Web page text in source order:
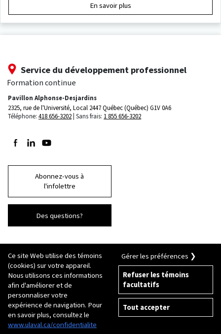
En savoir plus
Inscription
Service du développement professionnel
Formation continue
Pavillon Alphonse-Desjardins
2325, rue de l'Université, Local 2447Québec (Québec) G1V 0A6
Téléphone: 418 656-3202 Sans frais: 1 855 656-3202
Suivez-nous sur Facebook
Suivez-nous sur LinkedIn
Suivez-nous sur Youtube
Abonnez-vous à
l'infolettre
Des questions?
© 2026 Université Laval
Tous droits réservés
Conditions générales d'utilisation
Fraude en ligne
Politique de confidentialité
Paramétrer les témoins
Ce site Web utilise des témoins
(cookies) sur votre appareil.
Nous utilisons ces informations
afin d'améliorer et de
personnaliser votre
expérience de navigation. Pour
en savoir plus, consultez le
www.ulaval.ca/confidentialite
Gérer les préférences ❯
Refuser les témoins
facultatifs
Tout accepter